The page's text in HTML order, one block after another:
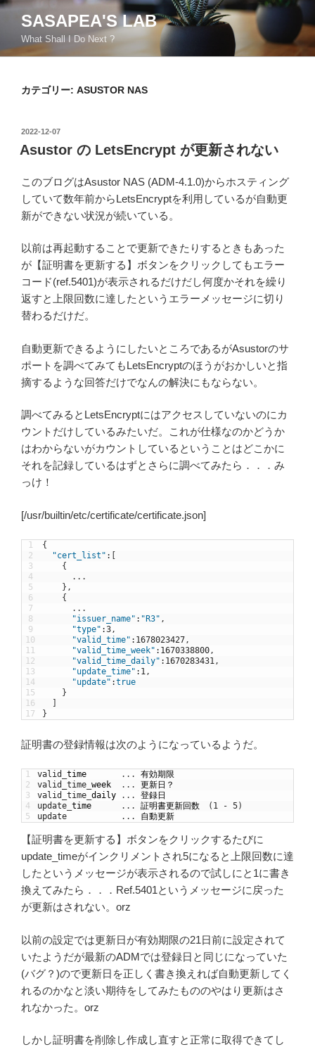
コ
ン
SASAPEA'S LAB
What Shall I Do Next ?
カテゴリー: ASUSTOR NAS
投
稿
日:
2022-12-07
Asustor の LetsEncrypt が更新されない
このブログはAsustor NAS (ADM-4.1.0)からホスティング
していて数年前からLetsEncryptを利用しているが自動更
新ができない状況が続いている。
以前は再起動することで更新できたりするときもあった
が【証明書を更新する】ボタンをクリックしてもエラー
コード(ref.5401)が表示されるだけだし何度かそれを繰り
返すと上限回数に達したというエラーメッセージに切り
替わるだけだ。
自動更新できるようにしたいところであるがAsustorのサ
ポートを調べてみてもLetsEncryptのほうがおかしいと指
摘するような回答だけでなんの解決にもならない。
調べてみるとLetsEncryptにはアクセスしていないのにカ
ウントだけしているみたいだ。これが仕様なのかどうか
はわからないがカウントしているということはどこかに
それを記録しているはずとさらに調べてみたら．．．み
っけ！
[/usr/builtin/etc/certificate/certificate.json]
1
2
3
4
5
6
7
8
9
10
11
12
13
14
15
16
17
{
"cert_list" :
{
. . .
} ,
{
. . .
"issuer_name" : "R3" ,
"type" :3,
"valid_time" : 1678023427,
"valid_time_week" : 1670338800,
"valid_time_daily" : 1670283431,
"update_time" : 1,
"update" :true
}
}
証明書の登録情報は次のようになっているようだ。
1
2
3
4
5
valid time . . .
有効期限
valid_time week . . .
更新日？
valid_time daily . . .
登録日
update time . . . 証明書更新回数 ( 1 - 5)
update
. . . 自動更新
【証明書を更新する】ボタンをクリックするたびに
update_timeがインクリメントされ5になると上限回数に達
したというメッセージが表示されるので試しにと1に書き
換えてみたら．．．Ref.5401というメッセージに戻った
が更新はされない。orz
以前の設定では更新日が有効期限の21日前に設定されて
いたようだが最新のADMでは登録日と同じになっていた
(バグ？)ので更新日を正しく書き換えれば自動更新してく
れるのかなと淡い期待をしてみたもののやはり更新はさ
れなかった。orz
しかし証明書を削除し作成し直すと正常に取得できてし